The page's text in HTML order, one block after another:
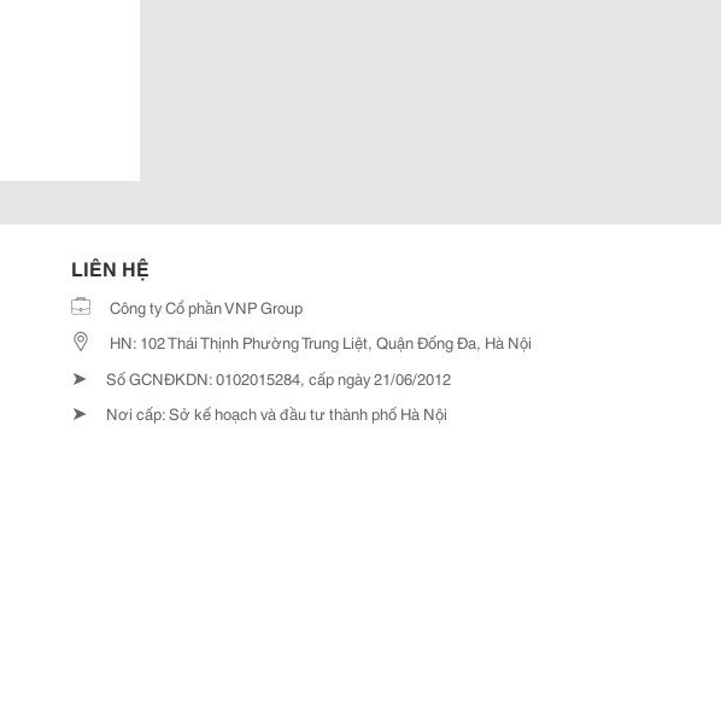
LIÊN HỆ
Công ty Cổ phần VNP Group
HN: 102 Thái Thịnh Phường Trung Liệt, Quận Đống Đa, Hà Nội
➤ Số GCNĐKDN: 0102015284, cấp ngày 21/06/2012
➤ Nơi cấp: Sở kế hoạch và đầu tư thành phố Hà Nội